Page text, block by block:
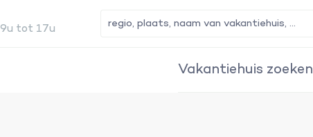
tot 17u
Vakantiehuis zoeken